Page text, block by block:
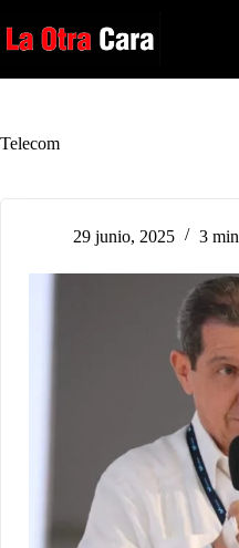
al
contenido
Telecom
29 junio, 2025 3